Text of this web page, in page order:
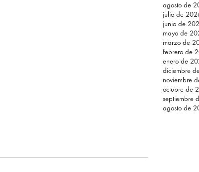
agosto de
julio de
junio de
mayo de
marzo de
febrero de
enero de
diciembre
noviembre
octubre de
septiembre
agosto de